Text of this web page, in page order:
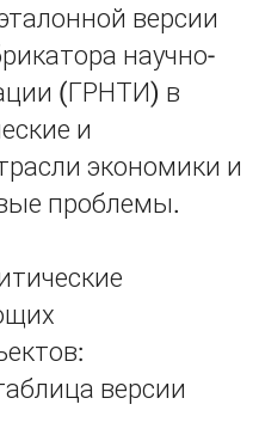
версии
научно-
(ГРНТИ) в
и
экономики и
проблемы.
версии